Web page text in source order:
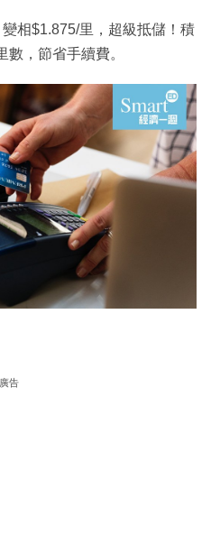
相$1.875/里，超級抵儲！積
，節省手續費。
廣告